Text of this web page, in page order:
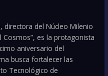
directora del Núcleo Milenio
Cosmos”, es la protagonista
aniversario del
busca fortalecer las
Tecnológico de